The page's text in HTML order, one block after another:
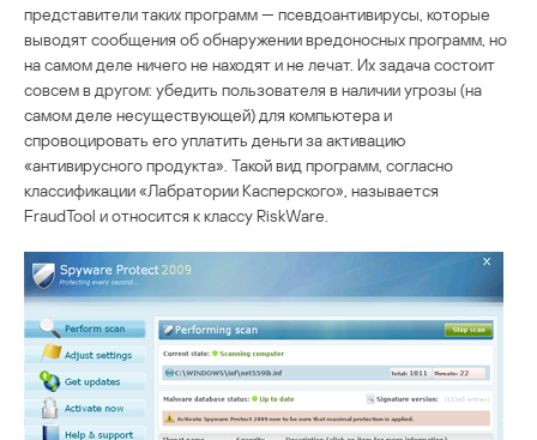
представители таких программ — псевдоантивирусы, которые
выводят сообщения об обнаружении вредоносных программ, но
на самом деле ничего не находят и не лечат. Их задача состоит
совсем в другом: убедить пользователя в наличии угрозы (на
самом деле несуществующей) для компьютера и
спровоцировать его уплатить деньги за активацию
«антивирусного продукта». Такой вид программ, согласно
классификации «Лабратории Касперского», называется
FraudTool и относится к классу RiskWare.